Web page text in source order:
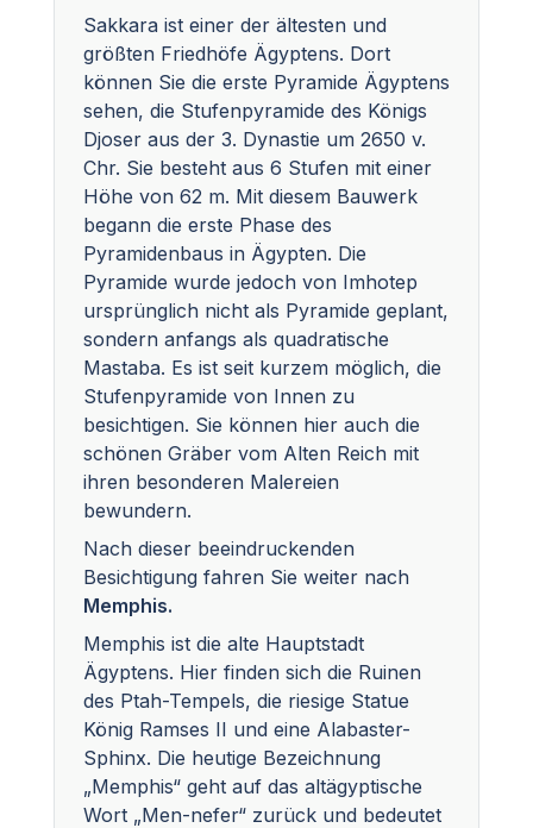
Sakkara ist einer der ältesten und
größten Friedhöfe Ägyptens. Dort
können Sie die erste Pyramide Ägyptens
sehen, die Stufenpyramide des Königs
Djoser aus der 3. Dynastie um 2650 v.
Chr. Sie besteht aus 6 Stufen mit einer
Höhe von 62 m. Mit diesem Bauwerk
begann die erste Phase des
Pyramidenbaus in Ägypten. Die
Pyramide wurde jedoch von Imhotep
ursprünglich nicht als Pyramide geplant,
sondern anfangs als quadratische
Mastaba. Es ist seit kurzem möglich, die
Stufenpyramide von Innen zu
besichtigen. Sie können hier auch die
schönen Gräber vom Alten Reich mit
ihren besonderen Malereien
bewundern.
Nach dieser beeindruckenden
Besichtigung fahren Sie weiter nach
Memphis.
Memphis ist die alte Hauptstadt
Ägyptens. Hier finden sich die Ruinen
des Ptah-Tempels, die riesige Statue
König Ramses II und eine Alabaster-
Sphinx. Die heutige Bezeichnung
„Memphis“ geht auf das altägyptische
Wort „Men-nefer“ zurück und bedeutet